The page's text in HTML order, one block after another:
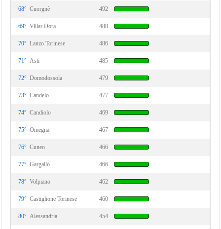
68° Cuorgnè 492
69° Villar Dora 488
70° Lanzo Torinese 486
71° Asti 485
72° Domodossola 479
73° Candelo 477
74° Candiolo 469
75° Omegna 467
76° Cuneo 466
77° Gargallo 466
78° Volpiano 462
79° Castiglione Torinese 460
80° Alessandria 454